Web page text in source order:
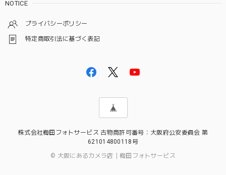
NOTICE
プライバシーポリシー
特定商取引法に基づく表記
株式会社梅田フォトサービス 古物商許可番号：大阪府公安委員会 第
621014800118号
© 大阪にあるカメラ店｜梅田フォトサービス